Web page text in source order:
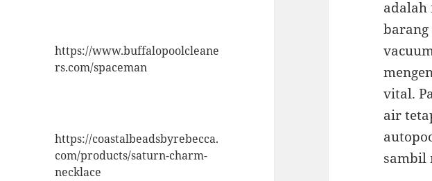
https://www.buffalopoolcleane
rs.com/spaceman
https://coastalbeadsbyrebecca.
com/products/saturn-charm-
necklace
adalah
vital.
air
sambil